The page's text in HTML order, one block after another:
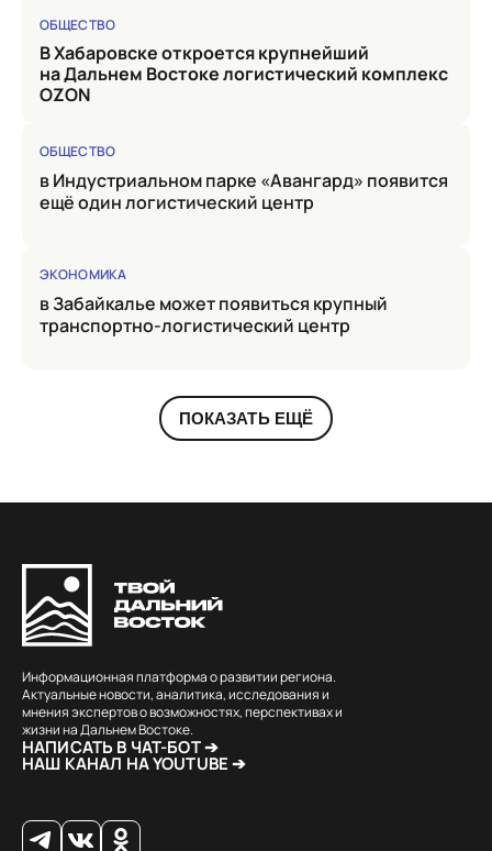
ОБЩЕСТВО
в Хабаровске откроется крупнейший
на Дальнем Востоке логистический комплекс
OZON
ОБЩЕСТВО
в Индустриальном парке «Авангард» появится
ещё один логистический центр
ЭКОНОМИКА
в Забайкалье может появиться крупный
транспортно-логистический центр
ПОКАЗАТЬ ЕЩЁ
Информационная платформа о развитии региона.
Актуальные новости, аналитика, исследования и
мнения экспертов о возможностях, перспективах и
жизни на Дальнем Востоке.
НАПИСАТЬ В ЧАТ-БОТ ➔
НАШ КАНАЛ НА YOUTUBE ➔